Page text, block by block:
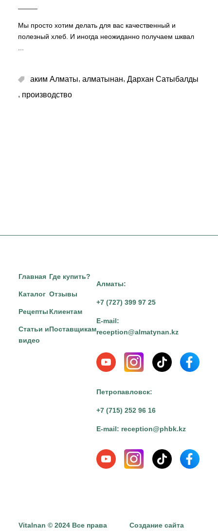
Мы просто хотим делать для вас качественный и
полезный хлеб. И иногда неожиданно получаем шквал
аким Алматы, алматынан, Дархан Сатыбалды
, производство
Главная
Каталог
Рецепты
Статьи и
видео
Где купить?
Отзывы
Клиентам
Поставщикам
Алматы:
+7 (727) 399 97 25
E-mail:
reception@almatynan.kz
Петропавловск:
+7 (715) 252 96 16
E-mail: reception@phbk.kz
Vitalnan © 2024 Все права Создание сайта